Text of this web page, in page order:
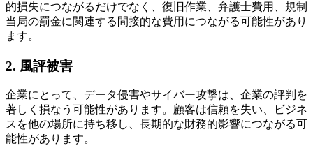
的損失につながるだけでなく、復旧作業、弁護士費用、規制
当局の罰金に関連する間接的な費用につながる可能性があり
ます。
2. 風評被害
企業にとって、データ侵害やサイバー攻撃は、企業の評判を
著しく損なう可能性があります。顧客は信頼を失い、ビジネ
スを他の場所に持ち移し、長期的な財務的影響につながる可
能性があります。